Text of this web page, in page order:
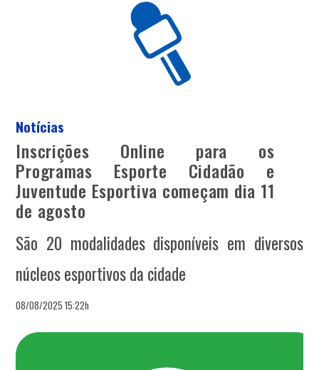
Notícias
Inscrições Online para os
Programas Esporte Cidadão e
Juventude Esportiva começam dia 11
de agosto
São 20 modalidades disponíveis em diversos
núcleos esportivos da cidade
08/08/2025 15:22h